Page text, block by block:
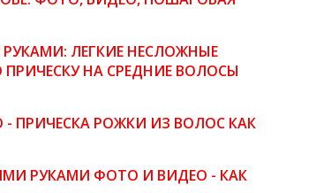
ЛЕГКИЕ НЕСЛОЖНЫЕ
НА СРЕДНИЕ ВОЛОСЫ
ПРИЧЕСКА РОЖКИ ИЗ ВОЛОС КАК
РУКАМИ ФОТО И ВИДЕО - КАК